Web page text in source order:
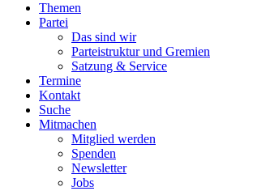
Themen
Partei
Das sind wir
Parteistruktur und Gremien
Satzung & Service
Termine
Kontakt
Suche
Mitmachen
Mitglied werden
Spenden
Newsletter
Jobs